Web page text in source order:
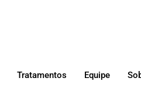
Tratamentos Equipe